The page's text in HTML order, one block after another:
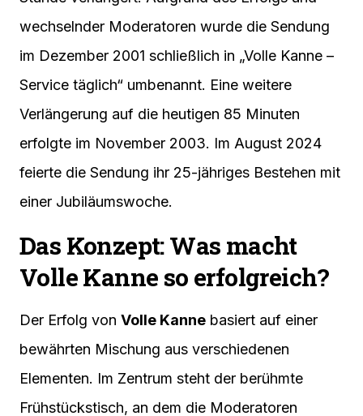
wechselnder Moderatoren wurde die Sendung
im Dezember 2001 schließlich in „Volle Kanne –
Service täglich“ umbenannt. Eine weitere
Verlängerung auf die heutigen 85 Minuten
erfolgte im November 2003. Im August 2024
feierte die Sendung ihr 25-jähriges Bestehen mit
einer Jubiläumswoche.
Das Konzept: Was macht
Volle Kanne so erfolgreich?
Der Erfolg von Volle Kanne basiert auf einer
bewährten Mischung aus verschiedenen
Elementen. Im Zentrum steht der berühmte
Frühstückstisch, an dem die Moderatoren